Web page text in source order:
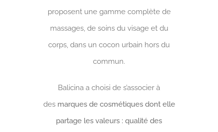
proposent une gamme complète de
massages, de soins du visage et du
corps, dans un cocon urbain hors du
commun.
Balicina a choisi de s’associer à
des marques de cosmétiques dont elle
partage les valeurs : qualité des